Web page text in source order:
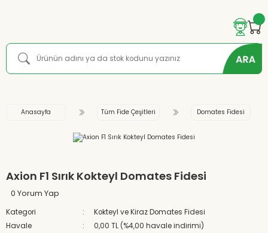
Anasayfa Tüm Fide Çeşitleri Domates Fidesi
Axion F1 Sırık Kokteyl Domates Fidesi
0 Yorum Yap
Kategori
Kokteyl ve Kiraz Domates Fidesi
Havale
0,00 TL (%4,00 havale indirimi)